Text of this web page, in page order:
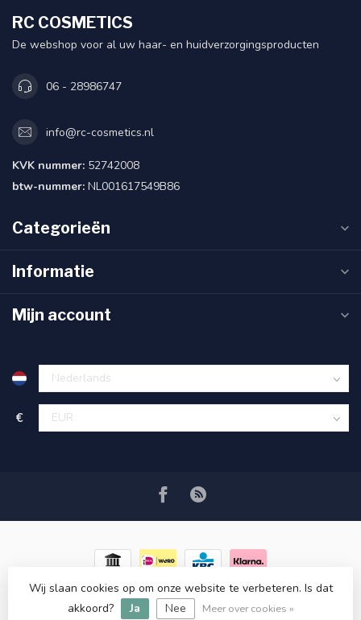
RC COSMETICS
De webshop voor al uw haar- en huidverzorgingsproducten
06 - 28986747
info@rc-cosmetics.nl
KVK nummer: 52742008
btw-nummer: NL001617549B86
Categorieën
Informatie
Mijn account
€
© Copyright 2026 RC COSMETICS- Powered byLightspeed-
Lightspeed design
Dyvelopment
Wij slaan cookies op om onze website te verbeteren. Is dat
akkoord?
Ja Nee Meer over cookies »